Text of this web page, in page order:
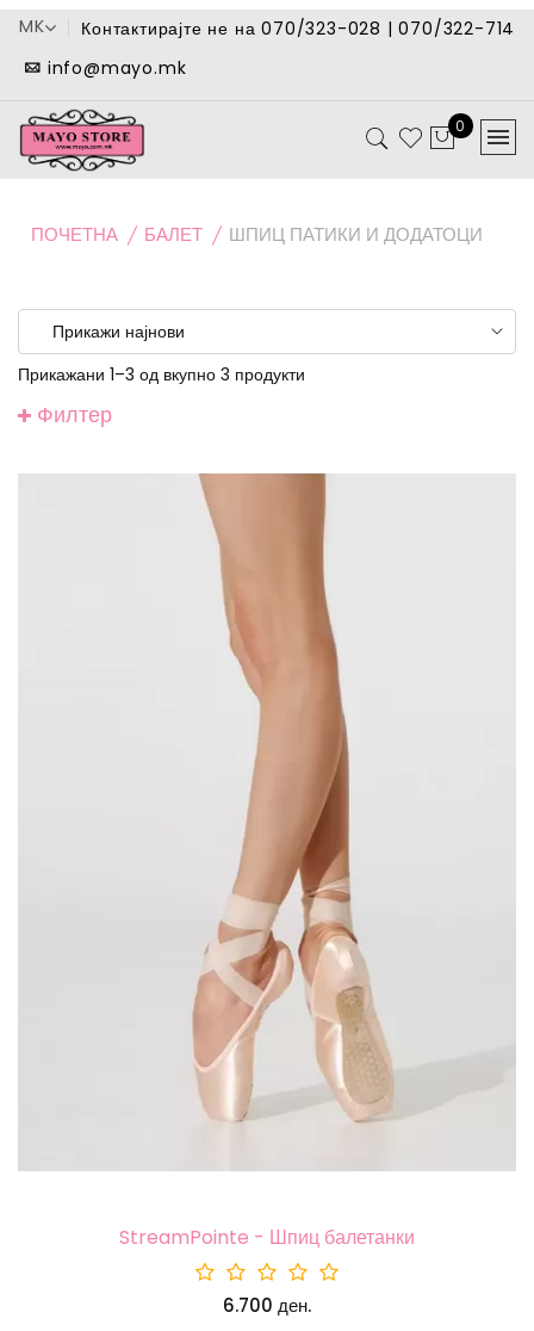
MK
Контактирајте не на 070/323-028 | 070/322-714
info@mayo.mk
0
ПОЧЕТНА БАЛЕТ ШПИЦ ПАТИКИ И ДОДАТОЦИ
Прикажани 1–3 од вкупно 3 продукти
Филтер
StreamPointe - Шпиц балетанки
6.700 ден.